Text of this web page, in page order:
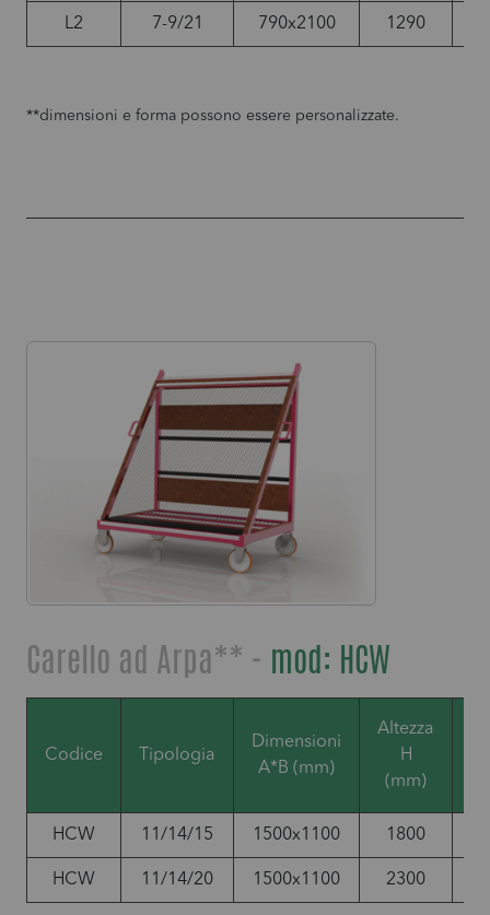
L2 7-9/21 790x2100 1290
**dimensioni e forma possono essere personalizzate.
Carello ad Arpa** - mod: HCW
Codice Tipologia
Dimensioni
A*B (mm)
Altezza
H
(mm)
HCW 11/14/15 1500x1100 1800
HCW 11/14/20 1500x1100 2300